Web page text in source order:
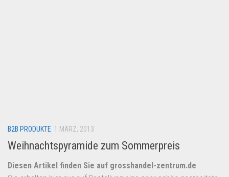
eBay Restposten kaufen
Sonderposten-Angebote
Saison & Eventprodkte
B2B PRODUKTE 1 MÄRZ, 2013
Weihnachtspyramide zum Sommerpreis
Diesen Artikel finden Sie auf grosshandel-zentrum.de